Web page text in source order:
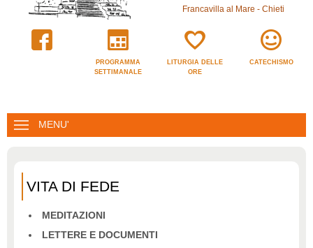
Francavilla al Mare - Chieti
PROGRAMMA
SETTIMANALE
LITURGIA DELLE
ORE
CATECHISMO
MENU'
VITA DI FEDE
MEDITAZIONI
LETTERE E DOCUMENTI